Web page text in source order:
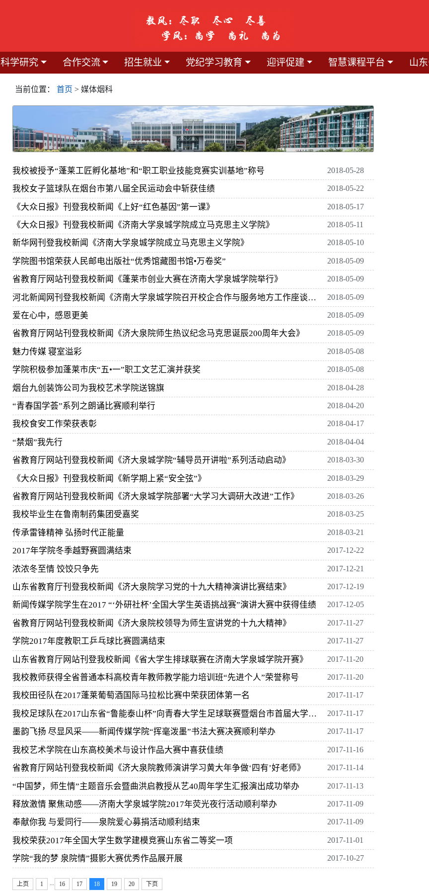
科学研究 合作交流 招生就业 党纪学习教育 迎评促建 智慧课程平台 山
当前位置： 首页 > 媒体烟科
我校被授予“蓬莱工匠孵化基地”和“职工职业技能竞赛实训基地”称号 2018-05-28
我校女子篮球队在烟台市第八届全民运动会中斩获佳绩 2018-05-22
《大众日报》刊登我校新闻《上好“红色基因”第一课》 2018-05-17
《大众日报》刊登我校新闻《济南大学泉城学院成立马克思主义学院》 2018-05-11
新华网刊登我校新闻《济南大学泉城学院成立马克思主义学院》 2018-05-10
学院图书馆荣获人民邮电出版社“优秀馆藏图书馆•万卷奖” 2018-05-09
省教育厅网站刊登我校新闻《蓬莱市创业大赛在济南大学泉城学院举行》 2018-05-09
河北新闻网刊登我校新闻《济南大学泉城学院召开校企合作与服务地方工作座谈会》 2018-05-09
爱在心中，感恩更美 2018-05-09
省教育厅网站刊登我校新闻《济大泉院师生热议纪念马克思诞辰200周年大会》 2018-05-09
魅力传媒 寝室溢彩 2018-05-08
学院积极参加蓬莱市庆“五•一”职工文艺汇演并获奖 2018-05-08
烟台九创装饰公司为我校艺术学院送锦旗 2018-04-28
“青春国学荟”系列之朗诵比赛顺利举行 2018-04-20
我校食安工作荣获表彰 2018-04-17
“禁烟”我先行 2018-04-04
省教育厅网站刊登我校新闻《济大泉城学院“辅导员开讲啦”系列活动启动》 2018-03-30
《大众日报》刊登我校新闻《新学期上紧“安全弦”》 2018-03-29
省教育厅网站刊登我校新闻《济大泉城学院部署“大学习大调研大改进”工作》 2018-03-26
我校毕业生在鲁南制药集团受嘉奖 2018-03-25
传承雷锋精神 弘扬时代正能量 2018-03-21
2017年学院冬季越野赛圆满结束 2017-12-22
浓浓冬至情 饺饺只争先 2017-12-21
山东省教育厅刊登我校新闻《济大泉院学习党的十九大精神演讲比赛结束》 2017-12-19
新闻传媒学院学生在2017 “‘外研社杯’全国大学生英语挑战赛”演讲大赛中获得佳绩 2017-12-05
省教育厅网站刊登我校新闻《济大泉院校领导为师生宣讲党的十九大精神》 2017-11-27
学院2017年度教职工乒乓球比赛圆满结束 2017-11-27
山东省教育厅网站刊登我校新闻《省大学生排球联赛在济南大学泉城学院开赛》 2017-11-20
我校教师获得全省普通本科高校青年教师教学能力培训班“先进个人”荣誉称号 2017-11-20
我校田径队在2017蓬莱葡萄酒国际马拉松比赛中荣获团体第一名 2017-11-17
我校足球队在2017山东省“鲁能泰山杯”向青春大学生足球联赛暨烟台市首届大学生足球联赛中获佳绩 2017-11-17
墨韵飞扬 尽显风采——新闻传媒学院“挥毫泼墨”书法大赛决赛顺利举办 2017-11-17
我校艺术学院在山东高校美术与设计作品大赛中喜获佳绩 2017-11-16
省教育厅网站刊登我校新闻《济大泉院教师演讲学习黄大年争做‘四有’好老师》 2017-11-14
“中国梦，师生情”主题音乐会暨曲洪启教授从艺40周年学生汇报演出成功举办 2017-11-13
释放激情 聚焦动感——济南大学泉城学院2017年荧光夜行活动顺利举办 2017-11-09
奉献你我 与爱同行——泉院爱心募捐活动顺利结束 2017-11-09
我校荣获2017年全国大学生数学建模竞赛山东省二等奖一项 2017-11-01
学院“我的梦 泉院情”摄影大赛优秀作品展开展 2017-10-27
上页 1 ... 16 17 18 19 20 下页